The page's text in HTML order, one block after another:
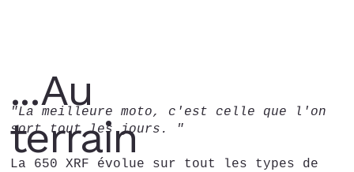
...Au
terrain
"La meilleure moto, c'est celle que l'on
sort tout les jours. "
La 650 XRF évolue sur tout les types de